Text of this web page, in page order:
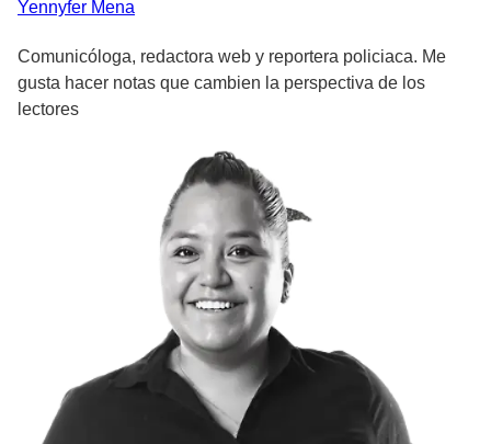
Yennyfer Mena
Comunicóloga, redactora web y reportera policiaca. Me
gusta hacer notas que cambien la perspectiva de los
lectores